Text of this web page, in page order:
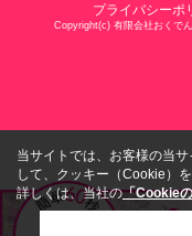
プライバシーポ
Copyright(c) 有限会社おくで
当サイトでは、お客様の当
して、クッキー（Cookie）を
詳しくは、当社の「Cookie